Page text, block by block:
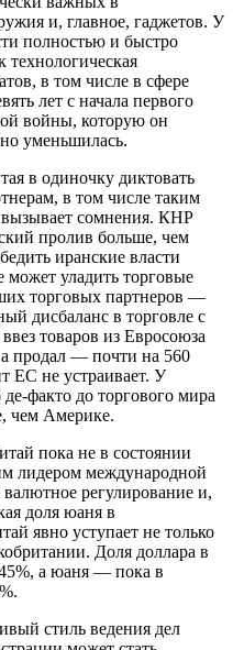
и, главное, гаджетов. У
полностью и быстро
технологическая
в том числе в сфере
лет с начала первого
войны, которую он
уменьшилась.
в одиночку диктовать
в том числе таким
сомнения. КНР
пролив больше, чем
иранские власти
может уладить торговые
торговых партнеров —
дисбаланс в торговле с
товаров из Евросоюза
продал — почти на 560
ЕС не устраивает. У
факто до торгового мира
чем Америке.
пока не в состоянии
лидером международной
регулирование и,
доля юаня в
явно уступает не только
Доля доллара в
а юаня — пока в
стиль ведения дел